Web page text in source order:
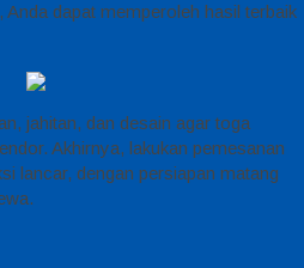
dapat memperoleh hasil terbaik
jahitan, dan desain agar toga
Akhirnya, lakukan pemesanan
lancar, dengan persiapan matang